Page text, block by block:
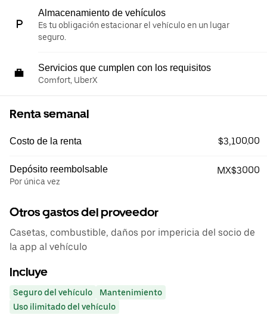
Almacenamiento de vehículos
Es tu obligación estacionar el vehículo en un lugar
seguro.
Servicios que cumplen con los requisitos
Comfort, UberX
Renta semanal
Costo de la renta $3,100.00
Depósito reembolsable
Por única vez
MX$3000
Otros gastos del proveedor
Casetas, combustible, daños por impericia del socio de
la app al vehículo
Incluye
Seguro del vehículo
Mantenimiento
Uso ilimitado del vehículo